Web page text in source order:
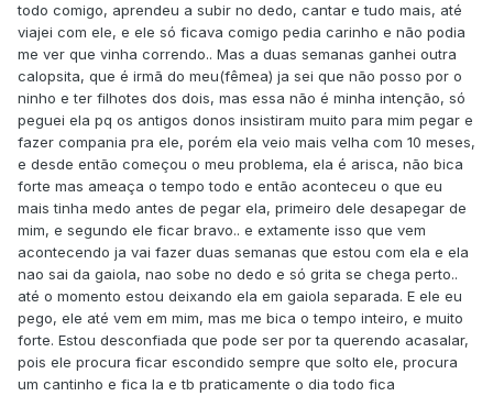
todo comigo, aprendeu a subir no dedo, cantar e tudo mais, até
viajei com ele, e ele só ficava comigo pedia carinho e não podia
me ver que vinha correndo.. Mas a duas semanas ganhei outra
calopsita, que é irmã do meu(fêmea) ja sei que não posso por o
ninho e ter filhotes dos dois, mas essa não é minha intenção, só
peguei ela pq os antigos donos insistiram muito para mim pegar e
fazer compania pra ele, porém ela veio mais velha com 10 meses,
e desde então começou o meu problema, ela é arisca, não bica
forte mas ameaça o tempo todo e então aconteceu o que eu
mais tinha medo antes de pegar ela, primeiro dele desapegar de
mim, e segundo ele ficar bravo.. e extamente isso que vem
acontecendo ja vai fazer duas semanas que estou com ela e ela
nao sai da gaiola, nao sobe no dedo e só grita se chega perto..
até o momento estou deixando ela em gaiola separada. E ele eu
pego, ele até vem em mim, mas me bica o tempo inteiro, e muito
forte. Estou desconfiada que pode ser por ta querendo acasalar,
pois ele procura ficar escondido sempre que solto ele, procura
um cantinho e fica la e tb praticamente o dia todo fica